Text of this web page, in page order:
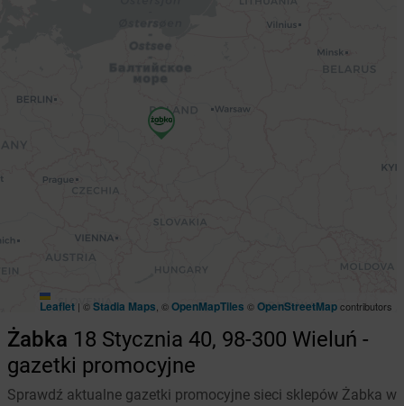
Leaflet | ©Stadia Maps , ©OpenMapTiles ©OpenStreetMapcontributors
Żabka 18 Stycznia 40, 98-300 Wieluń -
gazetki promocyjne
Sprawdź aktualne gazetki promocyjne sieci sklepów Żabka w